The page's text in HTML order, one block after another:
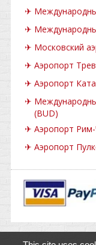
✈
✈
✈ Московский
✈ Аэропорт
✈ Аэропорт
✈
(BUD)
✈ Аэропорт
✈ Аэропорт